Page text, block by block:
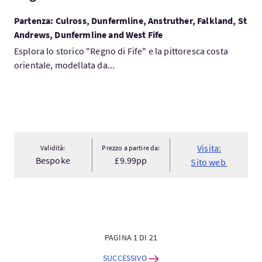
Partenza: Culross, Dunfermline, Anstruther, Falkland, St
Andrews, Dunfermline and West Fife
Esplora lo storico "Regno di Fife" e la pittoresca costa
orientale, modellata da...
Validità:
Bespoke
Prezzo a partire da:
£9.99pp
Visita:
Sito web
PAGINA 1 DI 21
SUCCESSIVO